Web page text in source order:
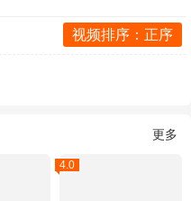
视频排序：正序
更多
4.0